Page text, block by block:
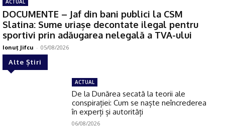
ACTUAL
DOCUMENTE – Jaf din bani publici la CSM
Slatina: Sume uriașe decontate ilegal pentru
sportivi prin adăugarea nelegală a TVA-ului
Ionuţ Jifcu - 05/08/2026
Alte Știri
ACTUAL
De la Dunărea secată la teorii ale
conspirației: Cum se naște neîncrederea
în experți și autorități
06/08/2026